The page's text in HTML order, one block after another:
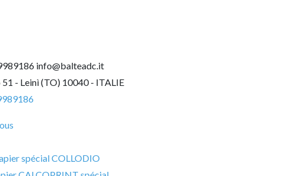
info@balteadc.it
- Leinì (TO) 10040 - ITALIE
spécial COLLODIO